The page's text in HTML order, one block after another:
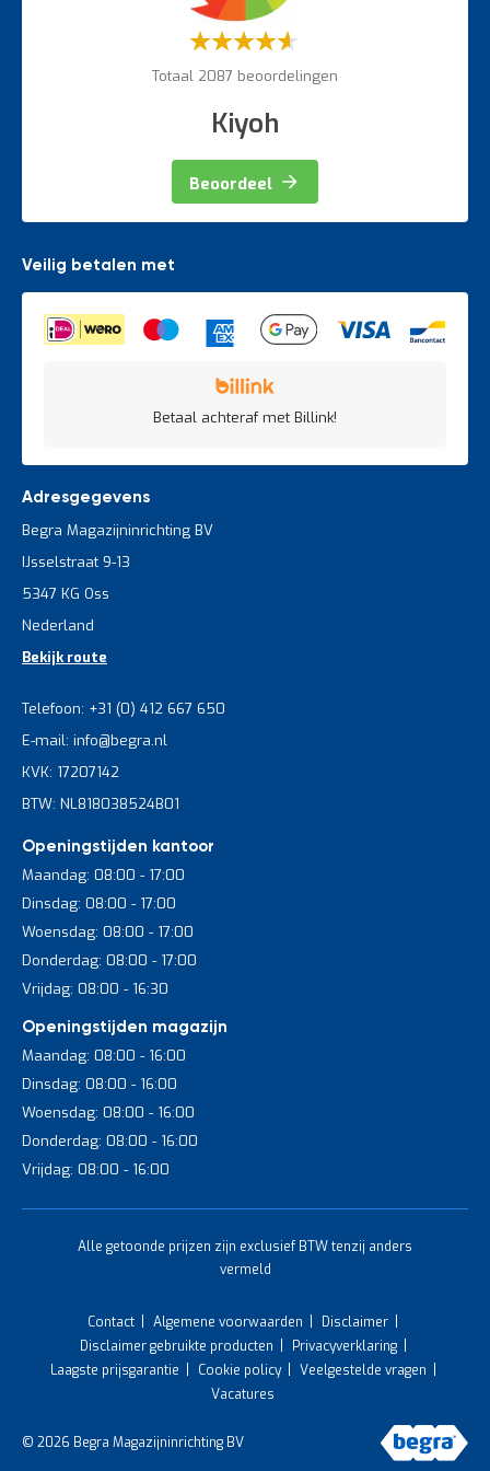
Waardering:
Totaal 2087 beoordelingen
Kiyoh
Beoordeel
Veilig betalen met
Betaal achteraf met Billink!
Adresgegevens
Begra Magazijninrichting BV
IJsselstraat 9-13
5347 KG Oss
Nederland
Bekijk route
Telefoon: +31 (0) 412 667 650
E-mail: info@begra.nl
KVK: 17207142
BTW: NL818038524B01
Openingstijden kantoor
Maandag: 08:00 - 17:00
Dinsdag: 08:00 - 17:00
Woensdag: 08:00 - 17:00
Donderdag: 08:00 - 17:00
Vrijdag: 08:00 - 16:30
Openingstijden magazijn
Maandag: 08:00 - 16:00
Dinsdag: 08:00 - 16:00
Woensdag: 08:00 - 16:00
Donderdag: 08:00 - 16:00
Vrijdag: 08:00 - 16:00
Alle getoonde prijzen zijn exclusief BTW tenzij anders
vermeld
Contact Algemene voorwaarden
Disclaimer
Disclaimer gebruikte producten
Privacyverklaring
Laagste prijsgarantie
Cookie policy
Veelgestelde vragen
Vacatures
© 2026 Begra Magazijninrichting BV